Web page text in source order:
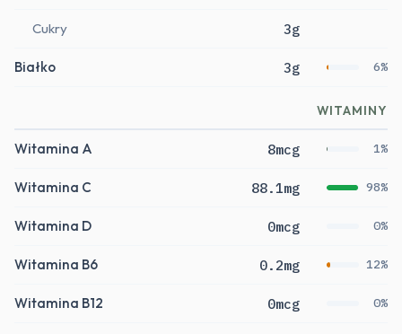
Cukry 3g
Białko 3g 6%
WITAMINY
Witamina A 8mcg 1%
Witamina C 88.1mg 98%
Witamina D 0mcg 0%
Witamina B6 0.2mg 12%
Witamina B12 0mcg 0%